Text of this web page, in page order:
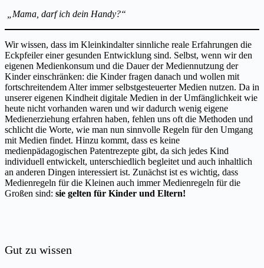
„Mama, darf ich dein Handy?“
Wir wissen, dass im Kleinkindalter sinnliche reale Erfahrungen die
Eckpfeiler einer gesunden Entwicklung sind. Selbst, wenn wir den
eigenen Medienkonsum und die Dauer der Mediennutzung der
Kinder einschränken: die Kinder fragen danach und wollen mit
fortschreitendem Alter immer selbstgesteuerter Medien nutzen. Da in
unserer eigenen Kindheit digitale Medien in der Umfänglichkeit wie
heute nicht vorhanden waren und wir dadurch wenig eigene
Medienerziehung erfahren haben, fehlen uns oft die Methoden und
schlicht die Worte, wie man nun sinnvolle Regeln für den Umgang
mit Medien findet. Hinzu kommt, dass es keine
medienpädagogischen Patentrezepte gibt, da sich jedes Kind
individuell entwickelt, unterschiedlich begleitet und auch inhaltlich
an anderen Dingen interessiert ist. Zunächst ist es wichtig, dass
Medienregeln für die Kleinen auch immer Medienregeln für die
Großen sind: sie gelten für Kinder und Eltern!
Gut zu wissen